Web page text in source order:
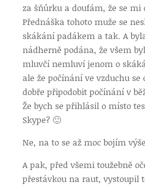
za šňůrku a doufám, že se mi
Přednáška tohoto muže se
skákání padákem a tak. A
nádherně podána, že všem
mluvčí nemluví jenom o
ale že počínání ve vzduchu se
dobře připodobit počínání v
Že bych se přihlásil o místo
Skype? 🙂
Ne, na to se až moc bojím
A pak, před všemi toužebně
přestávkou na raut, vystoupil